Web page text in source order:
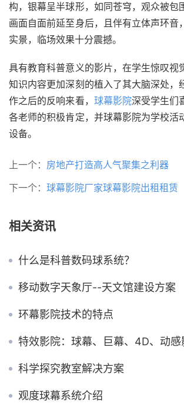
构，银幕呈半球形，如同苍穹，观众被包
画面自面前延至身后，且伴有立体声环音
实景，临场效果十分震撼。
具有教育科普意义的影片，在学生惊叹视
知识内容更加深刻的植入了其大脑深处，
作之后的反响来看， 球幕影院深受学生们
各老师的积极肯定，并球幕影院为学校活
设备。
上一个： 房地产打造高人气聚集之利器
下一个： 球幕影院厂家球幕影院出租租赁
相关资讯
什么是科普数码球系统？
移动数字天象厅--天文馆建设方案
环幕影院技术的特点
特效影院：球幕、巨幕、4D、动感
科学探究教室解决方案
观度球幕系统介绍